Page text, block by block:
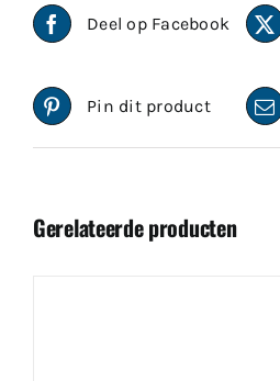
Deel op Facebook
Pin dit product
Gerelateerde producten